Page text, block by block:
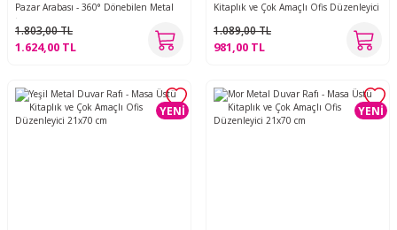
Pazar Arabası - 360° Dönebilen Metal
1.803,00 TL
1.624,00 TL
Kitaplık ve Çok Amaçlı Ofis Düzenleyici
1.089,00 TL
981,00 TL
YENİ YENİ